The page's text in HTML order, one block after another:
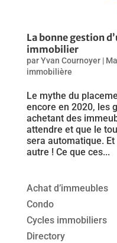
La bonne gestion
immobilier
parYvan Cournoyer|
immobilière
Le mythe du
encore en 2020, les
achetant des
attendre et que le
sera automatique.
autre ! Ce que ces...
Achat d’immeubles
Condo
Cycles immobiliers
Directory